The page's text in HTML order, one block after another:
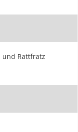
und Rattfratz